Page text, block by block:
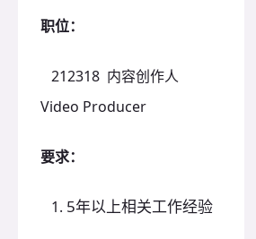
职位：
212318 内容创作人
Video Producer
要求：
1. 5年以上相关工作经验